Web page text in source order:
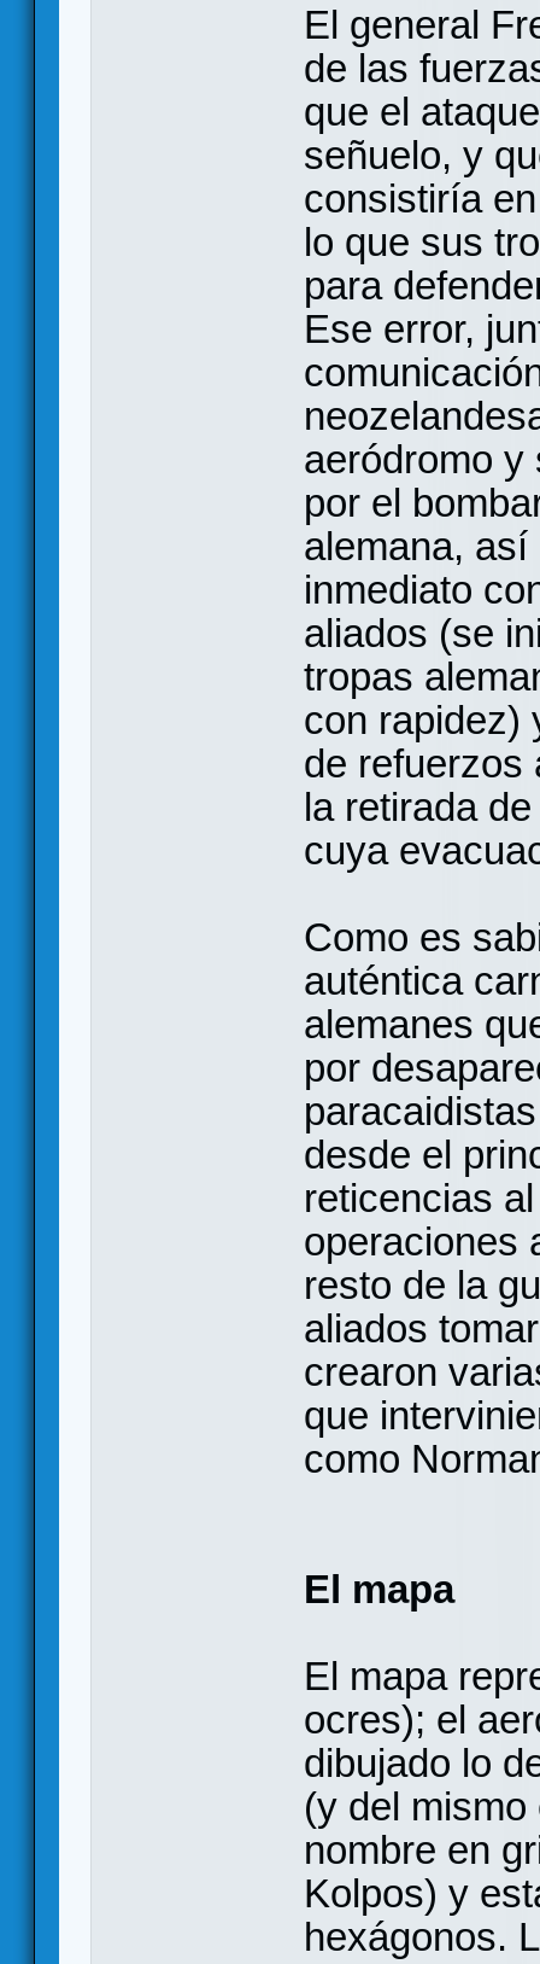
El general
de las
que el
señuelo, y
consistiría
lo que sus
para
Ese error,
aeródromo y
por el
alemana,
inmediato
aliados (se
tropas
con rapidez)
de refuerzos
la retirada
cuya
Como es
auténtica
alemanes
por
desde el
reticencias
operaciones
resto de la
aliados
crearon
que
como
El mapa
El mapa
ocres); el
dibujado lo
(y del
nombre en
Kolpos) y
hexágonos.